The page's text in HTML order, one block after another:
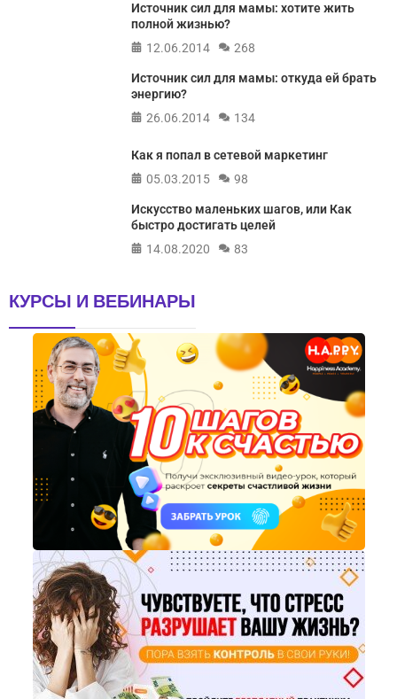
Источник сил для мамы: хотите жить
полной жизнью?
12.06.2014
268
Источник сил для мамы: откуда ей брать
энергию?
26.06.2014
134
Как я попал в сетевой маркетинг
05.03.2015
98
Искусство маленьких шагов, или Как
быстро достигать целей
14.08.2020
83
КУРСЫ И ВЕБИНАРЫ